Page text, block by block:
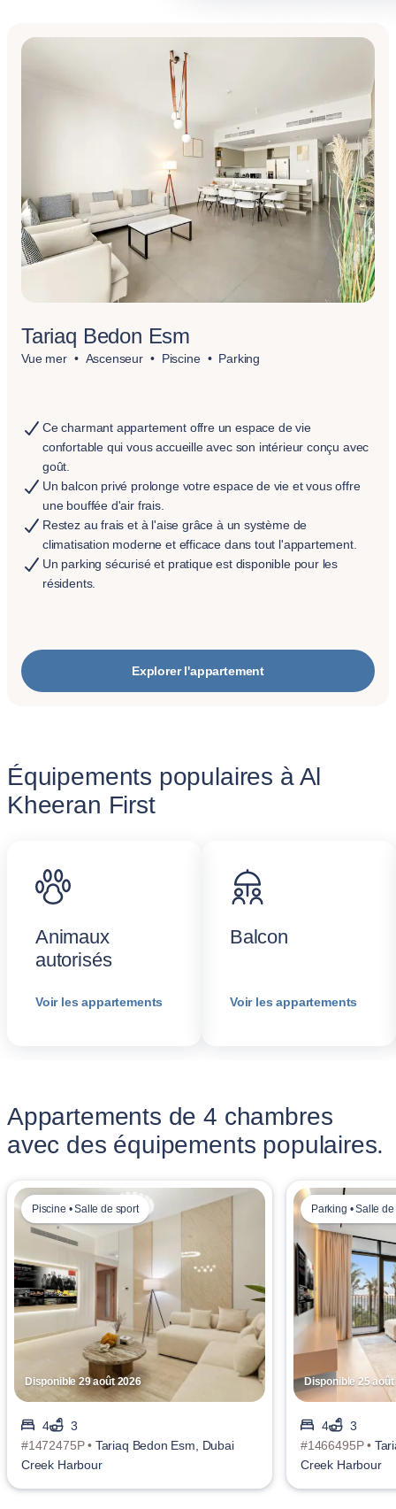
Tariaq Bedon Esm
Vue mer Ascenseur Piscine Parking
Ce charmant appartement offre un espace de vie
confortable qui vous accueille avec son intérieur conçu avec
goût.
Un balcon privé prolonge votre espace de vie et vous offre
une bouffée d'air frais.
Restez au frais et à l'aise grâce à un système de
climatisation moderne et efficace dans tout l'appartement.
Un parking sécurisé et pratique est disponible pour les
résidents.
Explorer l'appartement
Équipements populaires à Al
Kheeran First
Animaux
autorisés
Voir les appartements
Balcon
Voir les appartements
Appartements de 4 chambres
avec des équipements populaires.
Disponible 29 août 2026
Piscine • Salle de sport
4
3
#1472475P • Tariaq Bedon Esm, Dubai
Creek Harbour
Disponible 25
Parking • Salle
4
3
#1466495P •
Creek Harbour